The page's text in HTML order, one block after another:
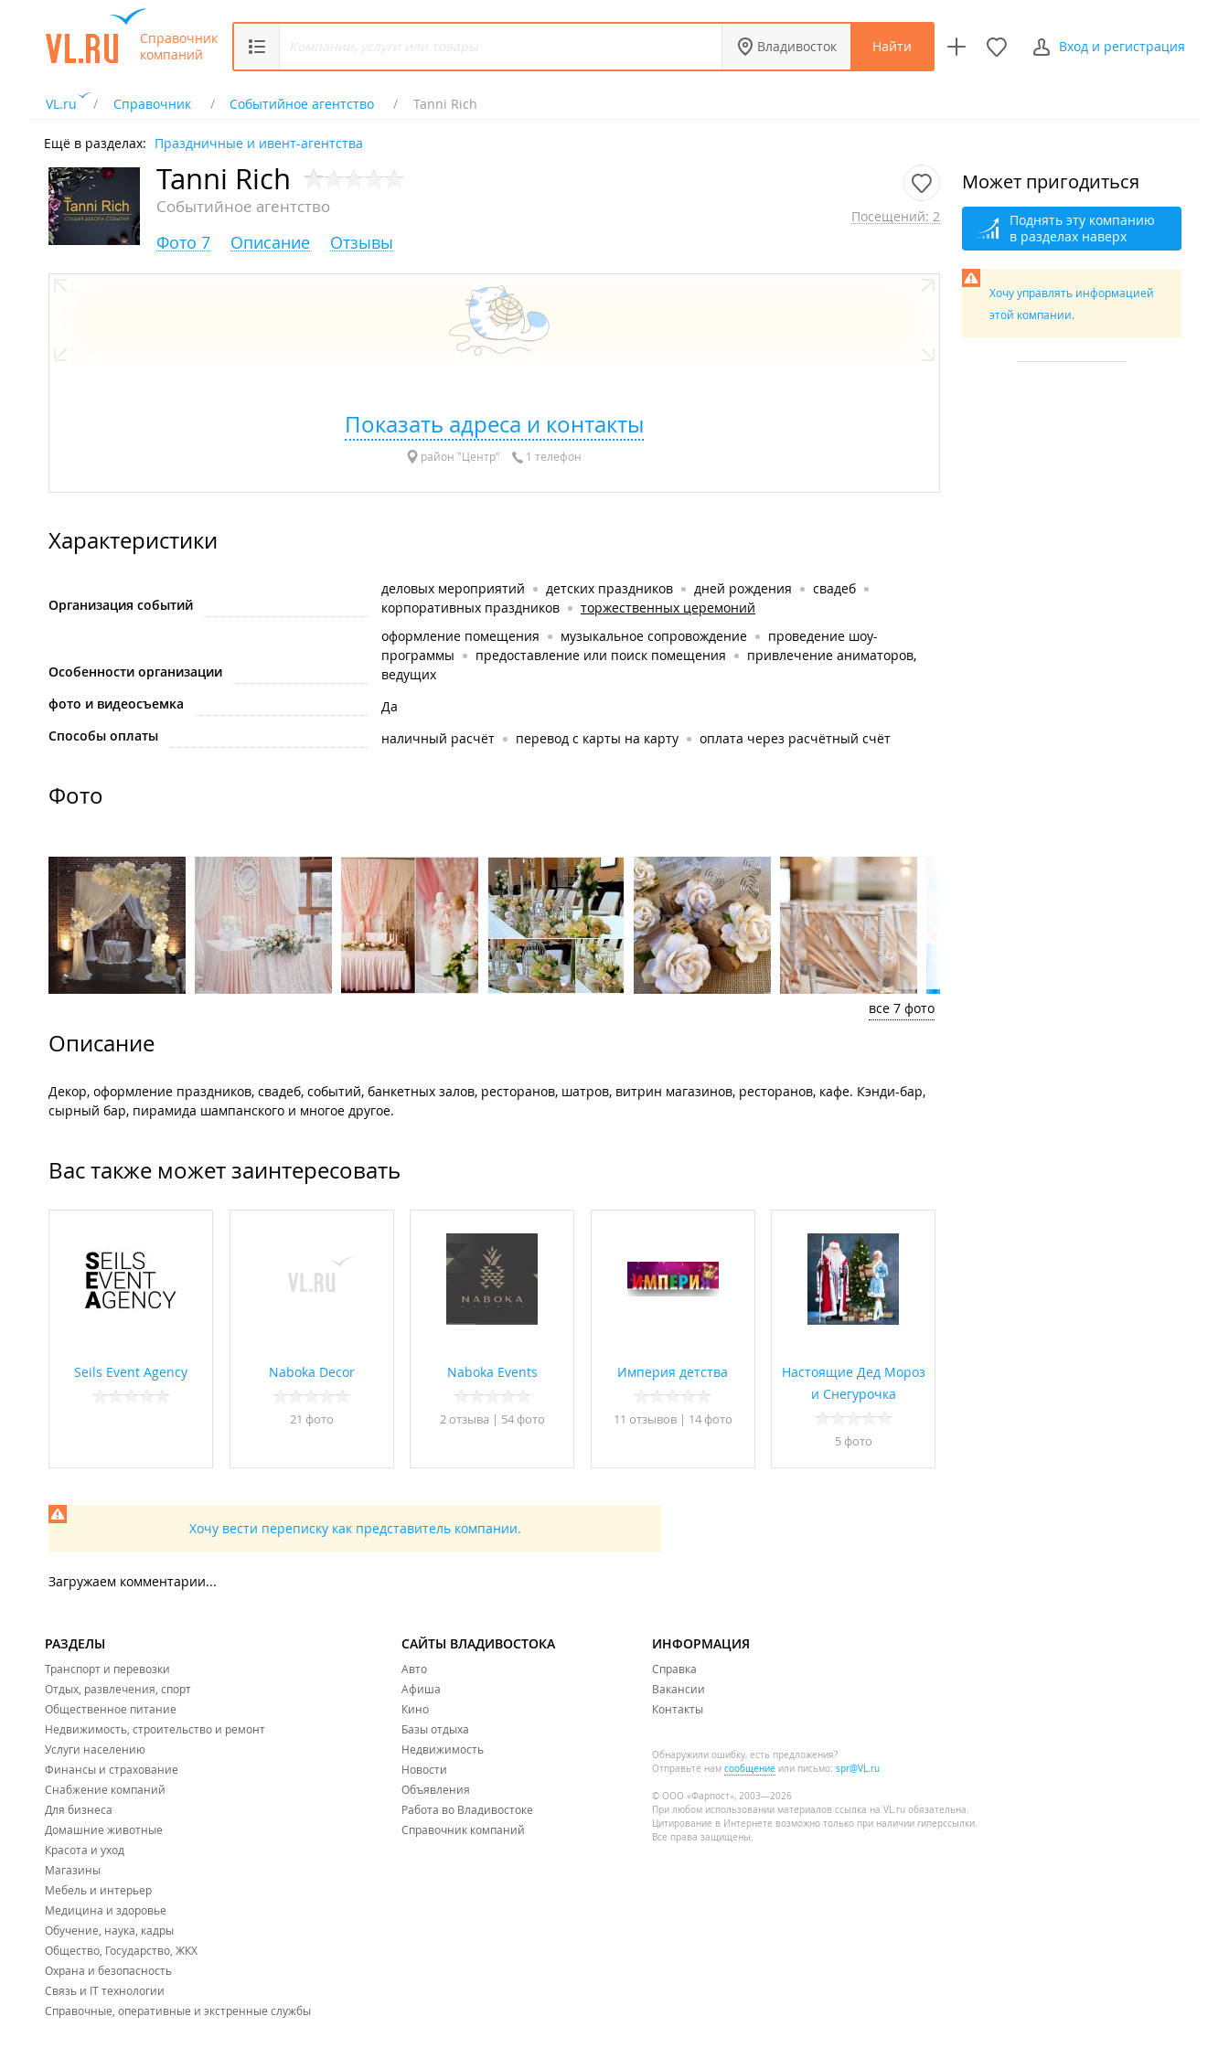
Справочник
компаний
Владивосток Найти Вход и регистрация
VL.ru Справочник Событийное агентство Tanni Rich
Ещё в разделах: Праздничные и ивент-агентства
Tanni Rich
Событийное агентство Посещений: 2
Фото 7 Описание Отзывы
Показать адреса и контакты
район "Центр" 1 телефон
Характеристики
Организация событий
деловых мероприятий детских праздников дней рождения
свадеб
корпоративных праздников
торжественных церемоний
Особенности организации
оформление помещения музыкальное сопровождение
проведение шоу-
программы
предоставление или поиск помещения
привлечение аниматоров,
ведущих
фото и видеосъемка
Да
Способы оплаты
наличный расчёт перевод с карты на карту оплата через расчётный счёт
Фото
все 7 фото
Описание
Декор, оформление праздников, свадеб, событий, банкетных залов, ресторанов, шатров, витрин магазинов, ресторанов, кафе. Кэнди-бар,
сырный бар, пирамида шампанского и многое другое.
Вас также может заинтересовать
Seils Event Agency Naboka Decor
21 фото
Naboka Events
2 отзывa | 54 фото
Империя детства
11 отзывов| 14 фото
Настоящие Дед Мороз
и Снегурочка
5 фото
Хочу вести переписку как представитель компании.
Загружаем комментарии...
Может пригодиться
Поднять эту компанию
в разделах наверх
Хочу управлять информацией
этой компании.
РАЗДЕЛЫ
Транспорт и перевозки
Отдых, развлечения, спорт
Общественное питание
Недвижимость, строительство и ремонт
Услуги населению
Финансы и страхование
Снабжение компаний
Для бизнеса
Домашние животные
Красота и уход
Магазины
Мебель и интерьер
Медицина и здоровье
Обучение, наука, кадры
Общество, Государство, ЖКХ
Охрана и безопасность
Связь и IT технологии
Справочные, оперативные и экстренные службы
САЙТЫ ВЛАДИВОСТОКА
Авто
Афиша
Кино
Базы отдыха
Недвижимость
Новости
Объявления
Работа во Владивостоке
Справочник компаний
ИНФОРМАЦИЯ
Справка
Вакансии
Контакты
Обнаружили ошибку, есть предложения?
Отправьте нам сообщение или письмо: spr@VL.ru
© ООО «Фарпост», 2003—2026
При любом использовании материалов ссылка на VL.ru обязательна.
Цитирование в Интернете возможно только при наличии гиперссылки.
Все права защищены.